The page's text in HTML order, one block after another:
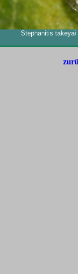
Stephanitis takeyai